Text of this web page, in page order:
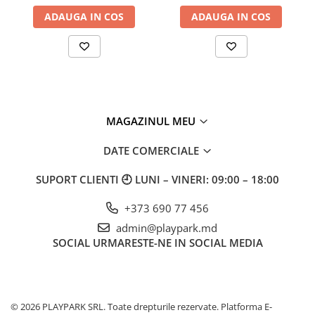
Materiale:
Polietilenă de înaltă densitateHDPE, anti-graffiti,
fără întreținere
Toate conexiunile sunt acoperite cu capace din
Dimensiuni:2700 x 900 mm
Grupe de varsta: de la 2 ani
Pentru a vizualiza galerie, accesați link-ul 👉 Galerie —
ADAUGA IN COS ADAUGA IN COS
MAGAZINUL MEU
DATE COMERCIALE
SUPORT CLIENTI 🕘 LUNI – VINERI: 09:00 – 18:00
+373 690 77 456
admin@playpark.md
SOCIAL URMARESTE-NE IN SOCIAL MEDIA
© 2026 PLAYPARK SRL. Toate drepturile rezervate. Platforma E-